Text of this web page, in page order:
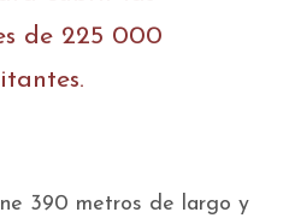
de 225 000
390 metros de largo y